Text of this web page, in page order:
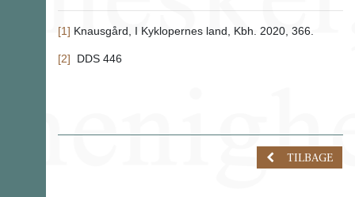
[1] Knausgård, I Kyklopernes land, Kbh. 2020, 366.
[2] DDS 446
TILBAGE